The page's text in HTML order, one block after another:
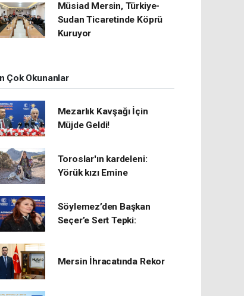
Müsiad Mersin, Türkiye-
Sudan Ticaretinde Köprü
Kuruyor
Çok Okunanlar
Mezarlık Kavşağı İçin
Müjde Geldi!
Toroslar'ın kardeleni:
Yörük kızı Emine
Söylemez’den Başkan
Seçer’e Sert Tepki:
Mersin İhracatında Rekor